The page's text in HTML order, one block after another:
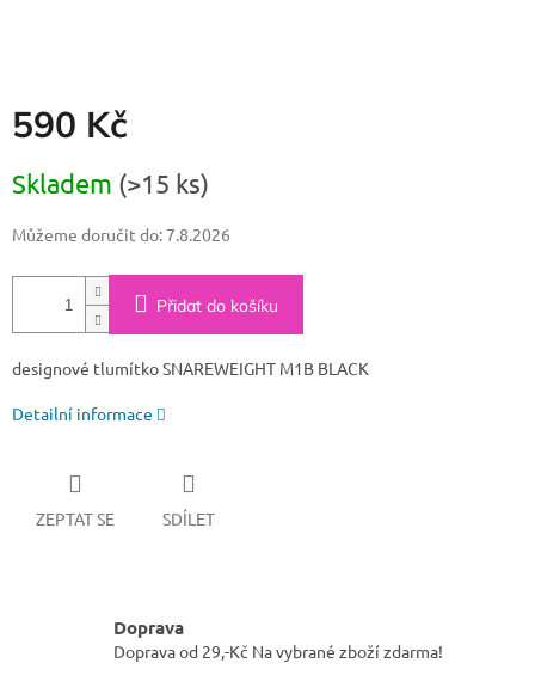
590 Kč
cena:
Skladem (>15 ks)
Můžeme doručit do: 7.8.2026
Přidat do košíku
designové tlumítkoSNAREWEIGHT M1B BLACK
Detailní informace
ZEPTAT SE SDÍLET
Doprava
Doprava od 29,-Kč Na vybrané zboží zdarma!